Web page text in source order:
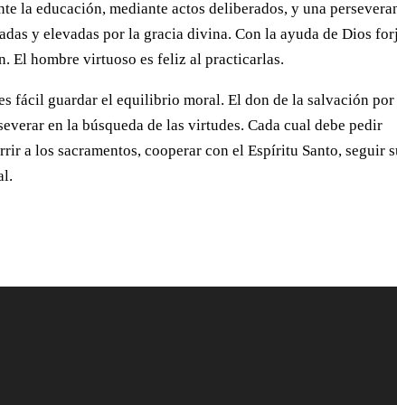
la educación, mediante actos deliberados, y una
y elevadas por la gracia divina. Con la ayuda de Dios
El hombre virtuoso es feliz al practicarlas.
fácil guardar el equilibrio moral. El don de la salvación por
en la búsqueda de las virtudes. Cada cual debe pedir
a los sacramentos, cooperar con el Espíritu Santo, seguir